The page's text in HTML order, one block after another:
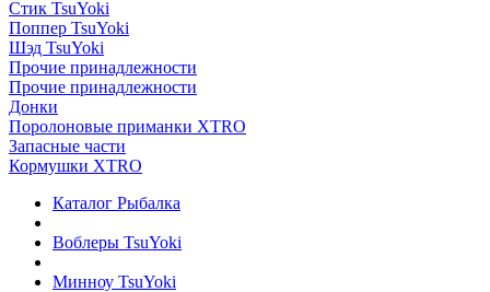
Стик TsuYoki
Поппер TsuYoki
Шэд TsuYoki
Прочие принадлежности
Прочие принадлежности
Донки
Поролоновые приманки XTRO
Запасные части
Кормушки XTRO
Каталог Рыбалка
Воблеры TsuYoki
Минноу TsuYoki